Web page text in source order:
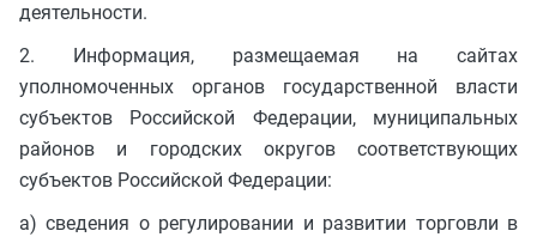
деятельности.
2. Информация, размещаемая на сайтах
уполномоченных органов государственной власти
субъектов Российской Федерации, муниципальных
районов и городских округов соответствующих
субъектов Российской Федерации:
а) сведения о регулировании и развитии торговли в